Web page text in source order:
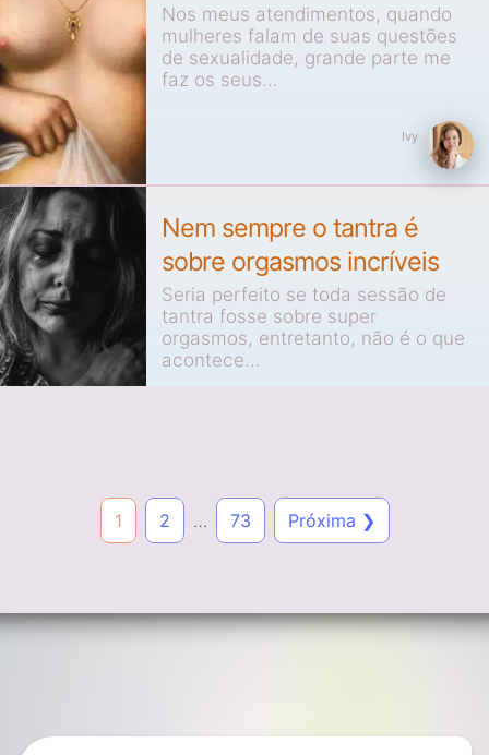
Nos meus atendimentos, quando
mulheres falam de suas questões
de sexualidade, grande parte me
faz os seus...
Ivy
Nem sempre o tantra é
sobre orgasmos incríveis
Seria perfeito se toda sessão de
tantra fosse sobre super
orgasmos, entretanto, não é o que
acontece...
1 2 … 73 Próxima ❯